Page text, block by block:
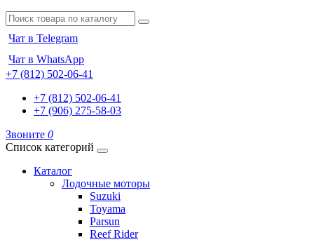
Чат в Telegram
Чат в WhatsApp
+7 (812) 502-06-41
+7 (812) 502-06-41
+7 (906) 275-58-03
Звоните 0
Список категорий
Каталог
Лодочные моторы
Suzuki
Toyama
Parsun
Reef Rider